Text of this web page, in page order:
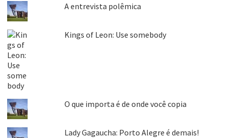
A entrevista polêmica
Kings of Leon: Use somebody
O que importa é de onde você copia
Lady Gagaucha: Porto Alegre é demais!